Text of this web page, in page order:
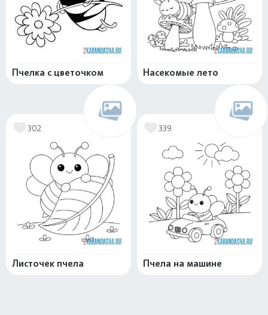
Пчелка с цветочком Насекомые лето
302
Листочек пчела
339
Пчела на машине